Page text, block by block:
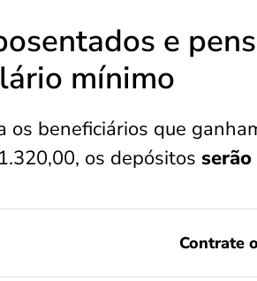
e
mínimo
os beneficiários que
os depósitos
Contrate